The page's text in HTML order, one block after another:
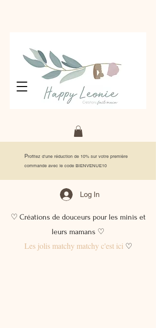
Profitez d'une réduction de 10% sur votre première
commande avec le code BIENVENUE10
Log In
♡ Créations de douceurs pour les minis et
leurs mamans ♡
Les jolis matchy matchy c'est ici♡